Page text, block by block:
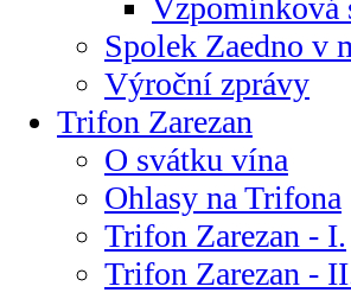
Vzpomínková
Spolek Zaedno v
Výroční zprávy
Trifon Zarezan
O svátku vína
Ohlasy na Trifona
Trifon Zarezan - I.
Trifon Zarezan -